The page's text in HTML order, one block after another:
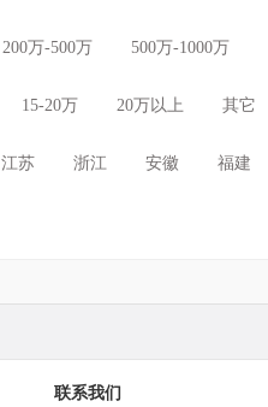
200万-500万 500万-1000万
15-20万 20万以上 其它
江苏 浙江 安徽 福建
联系我们